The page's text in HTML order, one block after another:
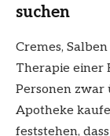
suchen
Cremes,
Therapie einer
Personen
Apotheke
feststehen,